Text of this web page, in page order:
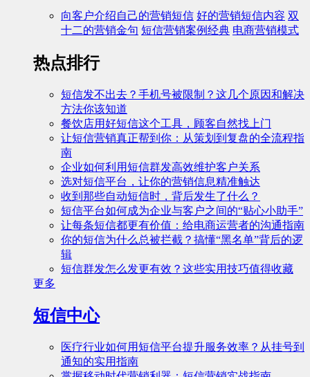
向客户介绍自己的营销短信 好的营销短信内容 双
十二的营销金句 短信营销案例经典 电商营销模式
热点排行
短信发不出去？手机号被限制？这几个原因和解决
方法你该知道
餐饮店用好短信这个工具，顾客自然找上门
让短信营销真正帮到你：从策划到复盘的全流程指
南
企业如何利用短信群发高效维护客户关系
选对短信平台，让你的营销信息精准触达
收到那些自动短信时，背后发生了什么？
短信平台如何成为企业与客户之间的“贴心小助手”
让每条短信都更有价值：给电商运营者的沟通指南
你的短信为什么总被拦截？搞懂“黑名单”背后的逻
辑
短信群发怎么发更有效？这些实用技巧值得收藏
更多
短信中心
医疗行业如何用短信平台提升服务效率？从挂号到
通知的实用指南